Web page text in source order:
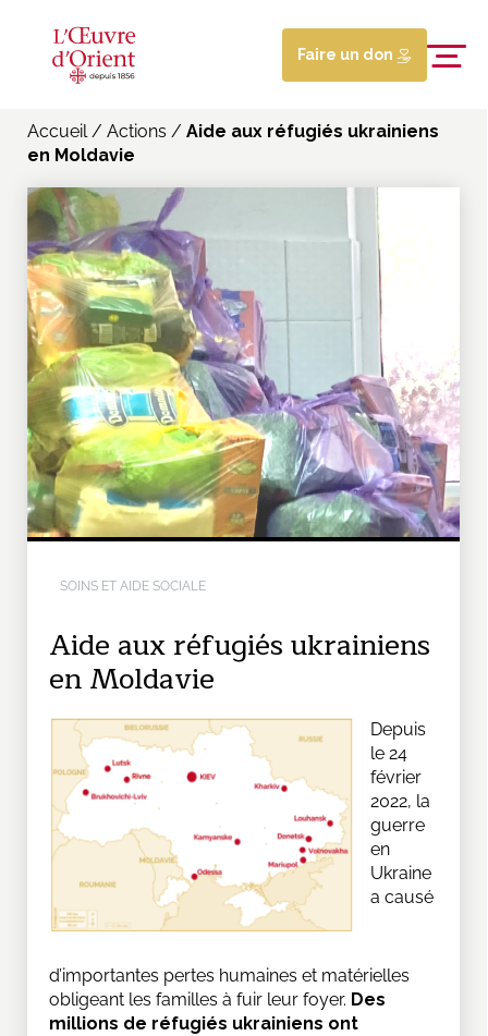
Faire un don
Accueil/ Actions / Aide aux réfugiés ukrainiens
en Moldavie
SOINS ET AIDE SOCIALE
Aide aux réfugiés ukrainiens
en Moldavie
Depuis
le 24
février
2022, la
guerre
en
Ukraine
a causé
d’importantes pertes humaines et matérielles
obligeant les familles à fuir leur foyer. Des
millions de réfugiés ukrainiens ont